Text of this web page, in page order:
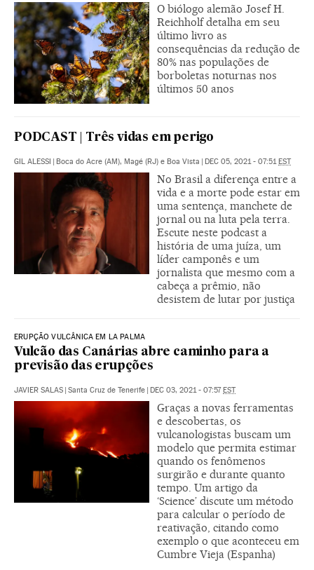
O biólogo alemão Josef H.
Reichholf detalha em seu
último livro as
consequências da redução de
80% nas populações de
borboletas noturnas nos
últimos 50 anos
PODCAST | Três vidas em perigo
GIL ALESSI Boca do Acre (AM), Magé (RJ) e Boa Vista DEC 05, 2021 - 07:51 EST
No Brasil a diferença entre a
vida e a morte pode estar em
uma sentença, manchete de
jornal ou na luta pela terra.
Escute neste podcast a
história de uma juíza, um
líder camponês e um
jornalista que mesmo com a
cabeça a prêmio, não
desistem de lutar por justiça
ERUPÇÃO VULCÂNICA EM LA PALMA
Vulcão das Canárias abre caminho para a
previsão das erupções
JAVIER SALAS Santa Cruz de Tenerife DEC 03, 2021 - 07:57 EST
Graças a novas ferramentas
e descobertas, os
vulcanologistas buscam um
modelo que permita estimar
quando os fenômenos
surgirão e durante quanto
tempo. Um artigo da
‘Science’ discute um método
para calcular o período de
reativação, citando como
exemplo o que aconteceu em
Cumbre Vieja (Espanha)